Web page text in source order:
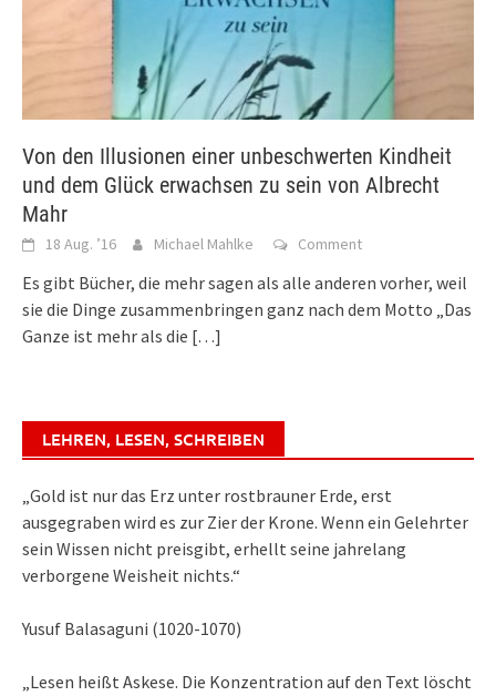
Von den Illusionen einer unbeschwerten Kindheit
und dem Glück erwachsen zu sein von Albrecht
Mahr
18 Aug. ’16 Michael Mahlke Comment
Es gibt Bücher, die mehr sagen als alle anderen vorher, weil
sie die Dinge zusammenbringen ganz nach dem Motto „Das
Ganze ist mehr als die […]
LEHREN, LESEN, SCHREIBEN
„Gold ist nur das Erz unter rostbrauner Erde, erst
ausgegraben wird es zur Zier der Krone. Wenn ein Gelehrter
sein Wissen nicht preisgibt, erhellt seine jahrelang
verborgene Weisheit nichts.“
Yusuf Balasaguni (1020-1070)
„Lesen heißt Askese. Die Konzentration auf den Text löscht